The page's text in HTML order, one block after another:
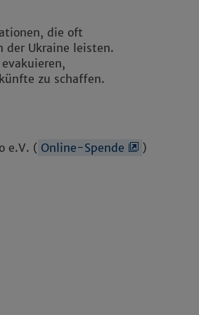
die oft
der Ukraine leisten.
zu schaffen.
e.V. ( Online-Spende
)